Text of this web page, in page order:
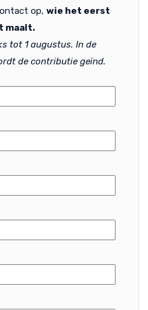
op, wie het eerst
maalt.
tot 1 augustus. In de
de contributie geïnd.